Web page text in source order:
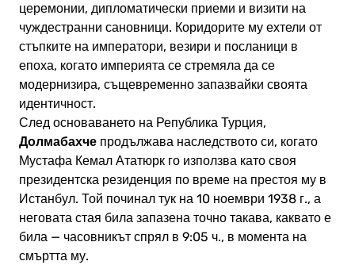
церемонии, дипломатически приеми и визити на
чуждестранни сановници. Коридорите му ехтели от
стъпките на императори, везири и посланици в
епоха, когато империята се стремяла да се
модернизира, същевременно запазвайки своята
идентичност.
След основаването на Република Турция,
Долмабахче продължава наследството си, когато
Мустафа Кемал Ататюрк го използва като своя
президентска резиденция по време на престоя му в
Истанбул. Той починал тук на 10 ноември 1938 г., а
неговата стая била запазена точно такава, каквато е
била — часовникът спрял в 9:05 ч., в момента на
смъртта му.